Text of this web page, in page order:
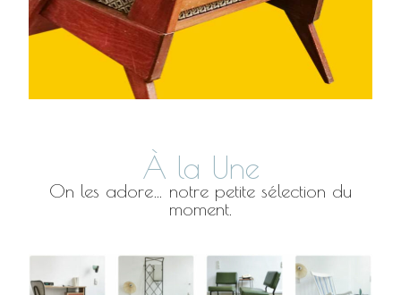
À la Une
On les adore… notre petite sélection du
moment.